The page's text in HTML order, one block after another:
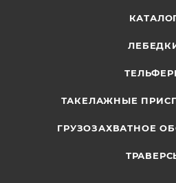
ТАКЕЛАЖНЫЕ
ГРУЗОЗАХВАТНОЕ